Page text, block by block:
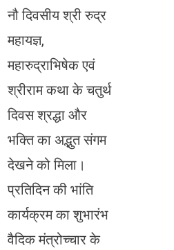
नौ दिवसीय श्री रुद्र
महायज्ञ,
महारुद्राभिषेक एवं
श्रीराम कथा के चतुर्थ
दिवस श्रद्धा और
भक्ति का अद्भुत संगम
देखने को मिला।
प्रतिदिन की भांति
कार्यक्रम का शुभारंभ
वैदिक मंत्रोच्चार के